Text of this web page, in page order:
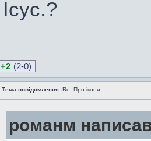
Ісус.?
+2 (2-0)
Тема повідомлення: Re: Про ікони
романм